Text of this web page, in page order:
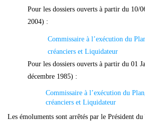
Pour les dossiers ouverts à partir du 10/
2004) :
Commissaire à l’exécution du
créanciers et Liquidateur
Pour les dossiers ouverts à partir du 01
décembre 1985) :
Commissaire à l’exécution du
créanciers et Liquidateur
Les émoluments sont arrêtés par le Président